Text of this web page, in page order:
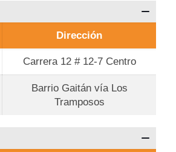
Dirección
Carrera 12 # 12-7 Centro
Barrio Gaitán vía Los
Tramposos